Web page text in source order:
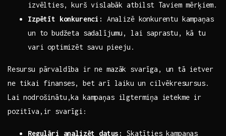
‌izvēlties, kurš vislabāk⁤ atbilst‍ Taviem‍ mērķiem.
Izpētīt konkurenci:
Analizē ​konkurentu kampaņas​
un to budžeta sadalījumu, lai saprastu, kā tu
vari optimizēt⁤ savu pieeju.
Resursu pārvaldība ir ne mazāk svarīga, un tā⁤ ietver
ne tikai finanses, bet arī ⁣laiku⁢ un ​cilvēkresursus.‍
Lai ​nodrošinātu,ka kampaņas ilgtermiņa ⁢ietekme ir
pozitīva,ir ​svarīgi:
Regulāri analizēt datus:
Skatīties kampaņas